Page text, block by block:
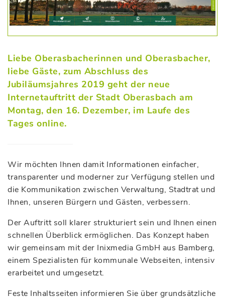
Liebe Oberasbacherinnen und Oberasbacher,
liebe Gäste, zum Abschluss des
Jubiläumsjahres 2019 geht der neue
Internetauftritt der Stadt Oberasbach am
Montag, den 16. Dezember, im Laufe des
Tages online.
Wir möchten Ihnen damit Informationen einfacher,
transparenter und moderner zur Verfügung stellen und
die Kommunikation zwischen Verwaltung, Stadtrat und
Ihnen, unseren Bürgern und Gästen, verbessern.
Der Auftritt soll klarer strukturiert sein und Ihnen einen
schnellen Überblick ermöglichen. Das Konzept haben
wir gemeinsam mit der Inixmedia GmbH aus Bamberg,
einem Spezialisten für kommunale Webseiten, intensiv
erarbeitet und umgesetzt.
Feste Inhaltsseiten informieren Sie über grundsätzliche